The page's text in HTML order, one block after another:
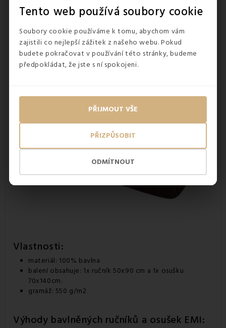
Tento web používá soubory cookie
Soubory cookie používáme k tomu, abychom vám
zajistili co nejlepší zážitek z našeho webu. Pokud
budete pokračovat v používání této stránky, budeme
předpokládat, že jste s ní spokojeni.
ODMÍTNOUT
PŘIZPŮSOBIT
PŘIJMOUT VŠE
několikanásobném praní. Jejich výborná savost, je jednou
z charakteristických vlastností froté materiálu. Dalšími
Vlastnosti:
materiál: 100% bavlna
balení obsahuje: 1x ručník 50x90 cm a 1x osušku
70x140cm.
gramáž: 550 g/m2
Výhody bavlněných ručníků a osušek EMI: